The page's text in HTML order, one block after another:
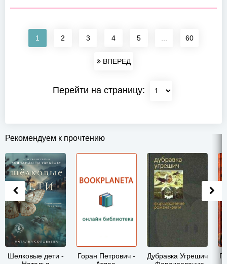
1 2 3 4 5 60
ВПЕРЕД
Перейти на страницу:
Рекомендуем к прочтению
Шелковые дети -
Горан Петрович -
Дубравка Угрешич